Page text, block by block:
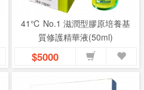
41℃ No.1 滋潤型膠原培養基
質修護精華液(50ml)
$5000